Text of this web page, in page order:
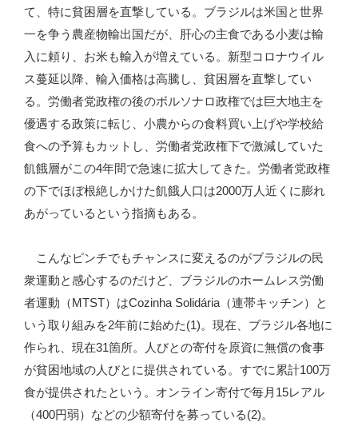
て、特に貧困層を直撃している。ブラジルは米国と世界
一を争う農産物輸出国だが、肝心の主食である小麦は輸
入に頼り、お米も輸入が増えている。新型コロナウイル
ス蔓延以降、輸入価格は高騰し、貧困層を直撃してい
る。労働者党政権の後のボルソナロ政権では巨大地主を
優遇する政策に転じ、小農からの食料買い上げや学校給
食への予算もカットし、労働者党政権下で激減していた
飢餓層がこの4年間で急速に拡大してきた。労働者党政権
の下でほぼ根絶しかけた飢餓人口は2000万人近くに膨れ
あがっているという指摘もある。
こんなピンチでもチャンスに変えるのがブラジルの民
衆運動と感心するのだけど、ブラジルのホームレス労働
者運動（MTST）はCozinha Solidária（連帯キッチン）と
いう取り組みを2年前に始めた(1)。現在、ブラジル各地に
作られ、現在31箇所。人びとの寄付を原資に無償の食事
が貧困地域の人びとに提供されている。すでに累計100万
食が提供されたという。オンライン寄付で毎月15レアル
（400円弱）などの少額寄付を募っている(2)。